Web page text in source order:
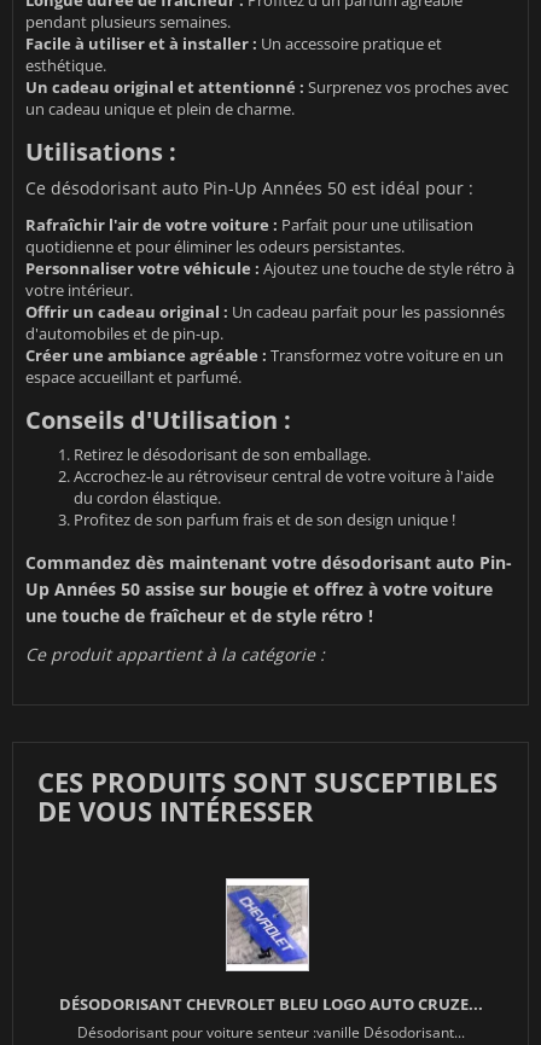
pendant plusieurs semaines.
Facile à utiliser et à installer : Un accessoire pratique et
esthétique.
Un cadeau original et attentionné : Surprenez vos proches avec
un cadeau unique et plein de charme.
Utilisations :
Ce désodorisant auto Pin-Up Années 50 est idéal pour :
Rafraîchir l'air de votre voiture : Parfait pour une utilisation
quotidienne et pour éliminer les odeurs persistantes.
Personnaliser votre véhicule : Ajoutez une touche de style rétro à
votre intérieur.
Offrir un cadeau original : Un cadeau parfait pour les passionnés
d'automobiles et de pin-up.
Créer une ambiance agréable : Transformez votre voiture en un
espace accueillant et parfumé.
Conseils d'Utilisation :
Retirez le désodorisant de son emballage.
Accrochez-le au rétroviseur central de votre voiture à l'aide
du cordon élastique.
Profitez de son parfum frais et de son design unique !
Commandez dès maintenant votre désodorisant auto Pin-
Up Années 50 assise sur bougie et offrez à votre voiture
une touche de fraîcheur et de style rétro !
Ce produit appartient à la catégorie :
CES PRODUITS SONT SUSCEPTIBLES
DE VOUS INTÉRESSER
DÉSODORISANT CHEVROLET BLEU LOGO AUTO CRUZE...
Désodorisant pour voiture senteur :vanille Désodorisant...